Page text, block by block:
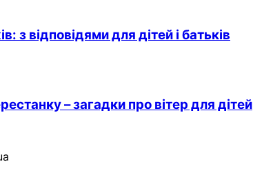
з відповідями для дітей і батьків
– загадки про вітер для дітей